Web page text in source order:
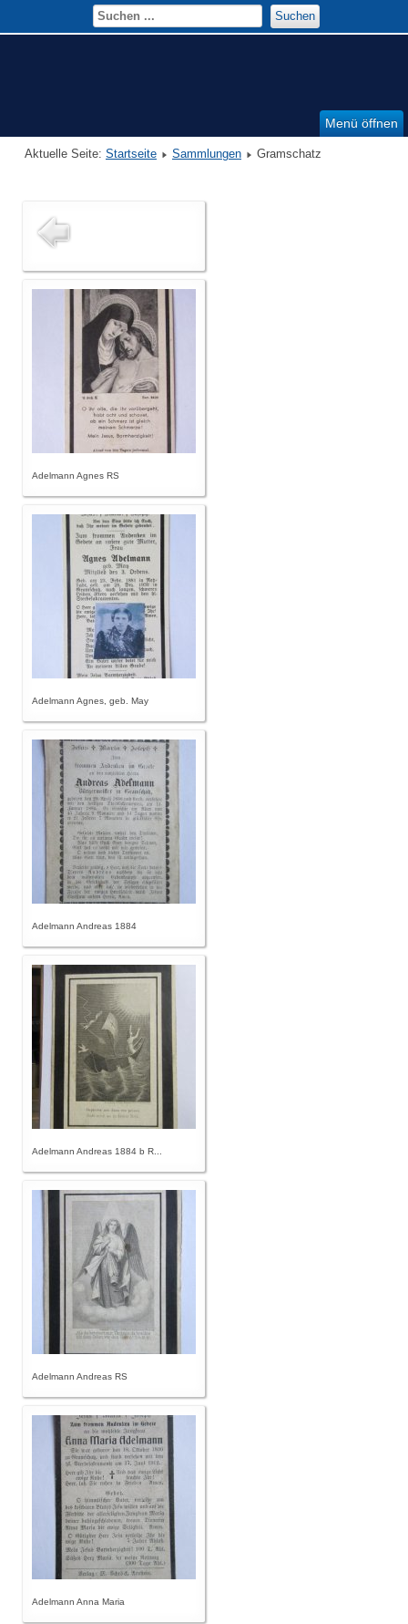
Menü öffnen
Suchen
Aktuelle Seite: Startseite Sammlungen Gramschatz
Adelmann Agnes RS
Adelmann Agnes, geb. May
Adelmann Andreas 1884
Adelmann Andreas 1884 b R...
Adelmann Andreas RS
Adelmann Anna Maria